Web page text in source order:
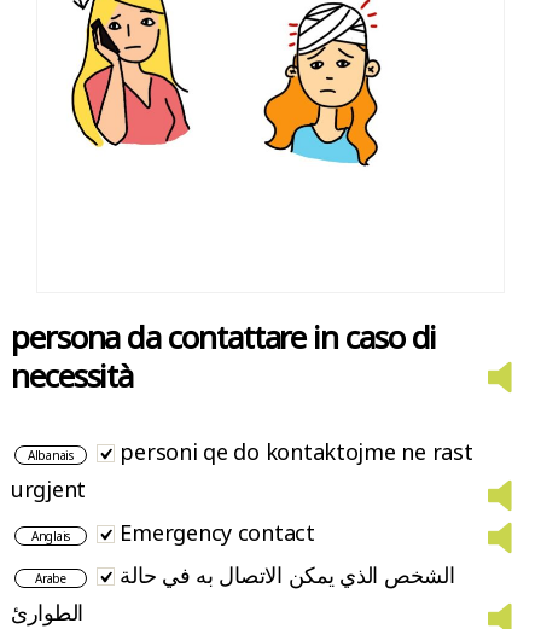
persona da contattare in caso di
necessità
Albanais
personi qe do kontaktojme ne rast
urgjent
Anglais Emergency contact
Arabe
الشخص الذي يمكن الاتصال به في حالة
الطوارئ